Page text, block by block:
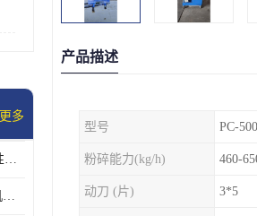
更多
ZHL-SA1000静音粉碎机 性能稳定
噪音低 汕头600强力粉碎机直供
产品描述
型号 PC-500
粉碎能力(kg/h) 460-
动刀 (片) 3*5